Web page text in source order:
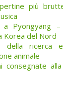
più
a Pyongyang
Korea del Nord
della ricerca
animale
consegnate